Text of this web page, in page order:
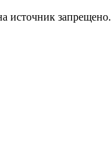
источник запрещено.